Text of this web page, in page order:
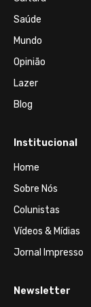
Saúde
Mundo
Opinião
Lazer
Blog
Institucional
Home
Sobre Nós
Colunistas
Vídeos & Mídias
Jornal Impresso
Newsletter